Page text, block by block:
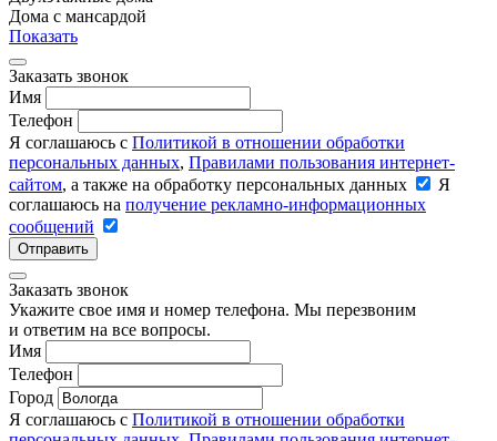
Дома с мансардой
Показать
Заказать звонок
Имя
Телефон
Я соглашаюсь с Политикой в отношении обработки
персональных данных, Правилами пользования интернет-
сайтом, а также на обработку персональных данных
Я
соглашаюсь на получение рекламно-информационных
сообщений
Отправить
Заказать звонок
Укажите свое имя и номер телефона. Мы перезвоним
и ответим на все вопросы.
Имя
Телефон
Город
Я соглашаюсь с Политикой в отношении обработки